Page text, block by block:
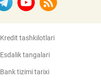
Kredit tashkilotlari
Esdalik tangalari
Bank tizimi tarixi